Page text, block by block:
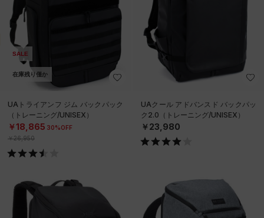
SALE
在庫残り僅か
UAトライアンフ ジム バックパック
（トレーニング/UNISEX）
￥18,865 30%OFF
￥26,950
UAクール アドバンスド バックパッ
ク2.0（トレーニング/UNISEX）
￥23,980